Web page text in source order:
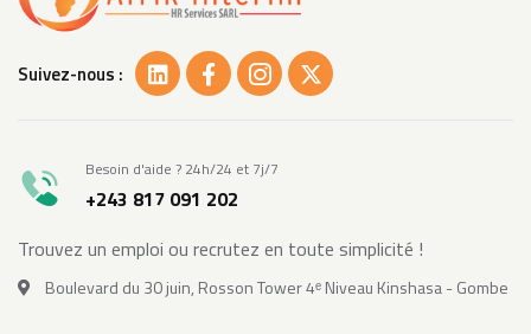
Suivez-nous :
Besoin d'aide ? 24h/24 et 7j/7
+243 817 091 202
Trouvez un emploi ou recrutez en toute simplicité !
Boulevard du 30 juin, Rosson Tower 4ᵉ Niveau Kinshasa - Gombe